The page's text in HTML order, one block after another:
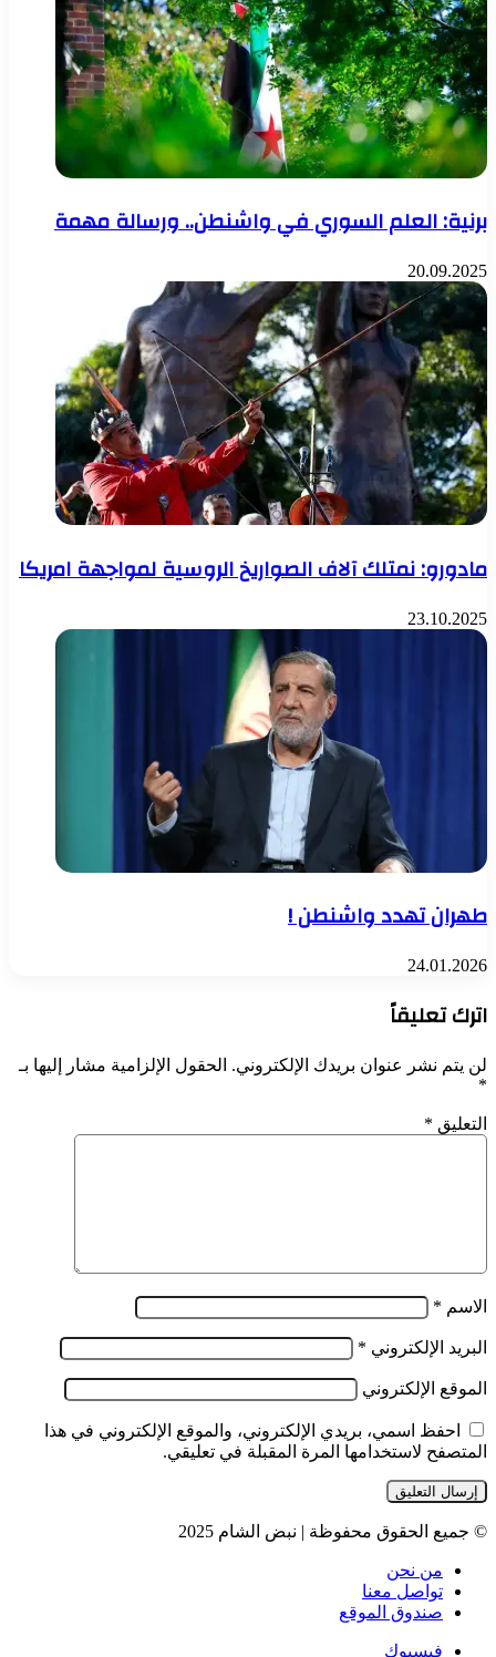
برنية: العلم السوري في واشنطن.. ورسالة مهمة
20.09.2025
مادورو: نمتلك آلاف الصواريخ الروسية لمواجهة امريكا
23.10.2025
طهران تهدد واشنطن !
24.01.2026
اترك تعليقاً
لن يتم نشر عنوان بريدك الإلكتروني. الحقول الإلزامية مشار إليها بـ
*
التعليق *
الاسم *
البريد الإلكتروني *
الموقع الإلكتروني
احفظ اسمي، بريدي الإلكتروني، والموقع الإلكتروني في هذا
المتصفح لاستخدامها المرة المقبلة في تعليقي.
© جميع الحقوق محفوظة | نبض الشام 2025
من نحن
تواصل معنا
صندوق الموقع
فيسبوك